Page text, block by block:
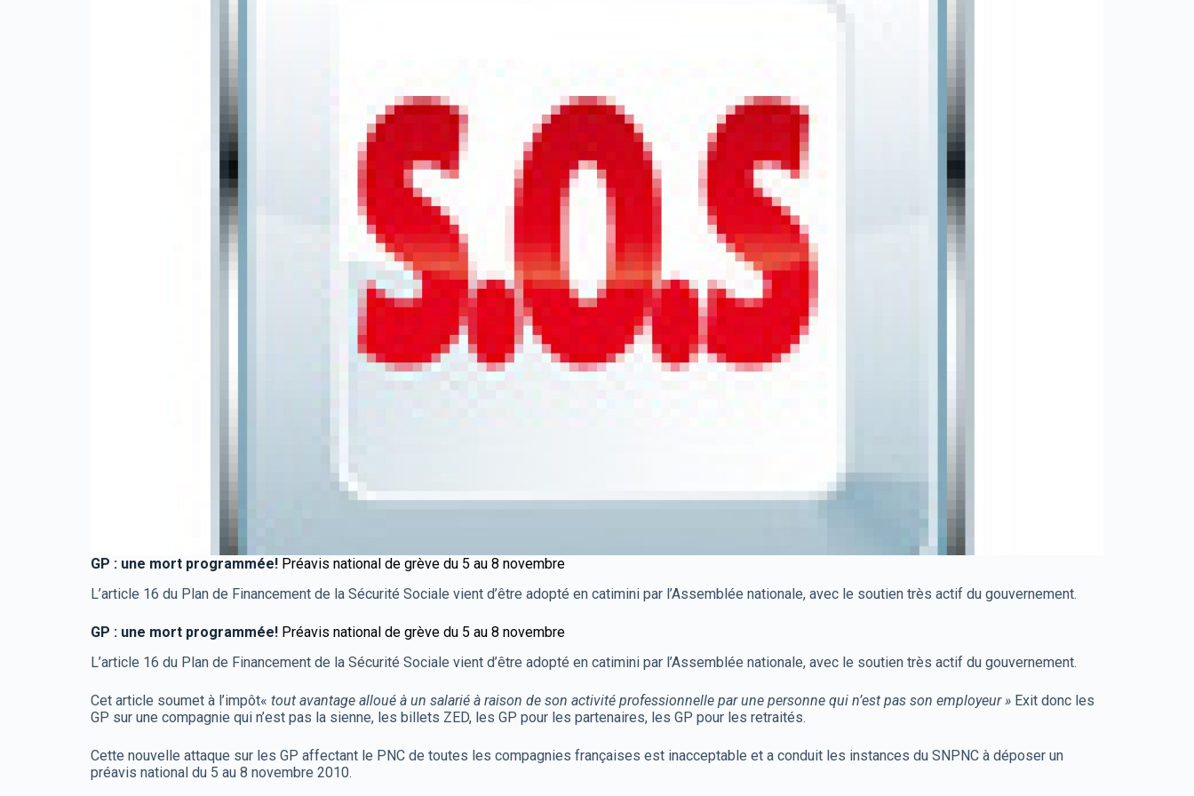
GP : une mort programmée! Préavis national de grève du 5 au 8 novembre
L’article 16 du Plan de Financement de la Sécurité Sociale vient d’être adopté en catimini par l’Assemblée nationale, avec le soutien très actif du gouvernement.
GP : une mort programmée! Préavis national de grève du 5 au 8 novembre
L’article 16 du Plan de Financement de la Sécurité Sociale vient d’être adopté en catimini par l’Assemblée nationale, avec le soutien très actif du gouvernement.
Cet article soumet à l’impôt« tout avantage alloué à un salarié à raison de son activité professionnelle par une personne qui n’est pas son employeur » Exit donc les
GP sur une compagnie qui n’est pas la sienne, les billets ZED, les GP pour les partenaires, les GP pour les retraités.
Cette nouvelle attaque sur les GP affectant le PNC de toutes les compagnies françaises est inacceptable et a conduit les instances du SNPNC à déposer un
préavis national du 5 au 8 novembre 2010.